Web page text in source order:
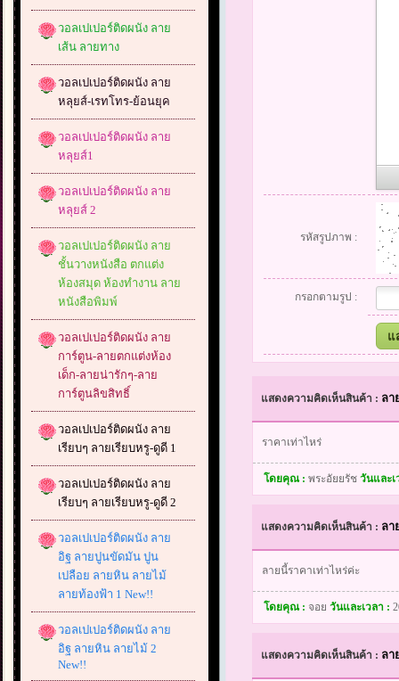
วอลเปเปอร์ติดผนัง ลาย
เส้น ลายทาง
วอลเปเปอร์ติดผนัง ลาย
หลุยส์-เรทโทร-ย้อนยุค
วอลเปเปอร์ติดผนัง ลาย
หลุยส์1
วอลเปเปอร์ติดผนัง ลาย
หลุยส์ 2
วอลเปเปอร์ติดผนัง ลาย
ชั้นวางหนังสือ ตกแต่ง
ห้องสมุด ห้องทำงาน ลาย
หนังสือพิมพ์
วอลเปเปอร์ติดผนัง ลาย
การ์ตูน-ลายตกแต่งห้อง
เด็ก-ลายน่ารักๆ-ลาย
การ์ตูนลิขสิทธิ์
วอลเปเปอร์ติดผนัง ลาย
เรียบๆ ลายเรียบหรู-ดูดี 1
วอลเปเปอร์ติดผนัง ลาย
เรียบๆ ลายเรียบหรู-ดูดี 2
วอลเปเปอร์ติดผนัง ลาย
อิฐ ลายปูนขัดมัน ปูน
เปลือย ลายหิน ลายไม้
ลายท้องฟ้า 1 New!!
วอลเปเปอร์ติดผนัง ลาย
อิฐ ลายหิน ลายไม้ 2
New!!
รหัสรูปภาพ :
กรอกตามรูป :
แสดงความคิดเห็นสินค้า : ลา
ราคาเท่าไหร่
โดยคุณ : พระอัยยรัช วันและ
แสดงความคิดเห็นสินค้า : ลา
ลายนี้ราคาเท่าไหร่ค่ะ
โดยคุณ : จอย วันและเวลา :
แสดงความคิดเห็นสินค้า : ลา